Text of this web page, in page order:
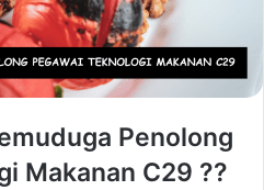
Penolong
Makanan C29 ??